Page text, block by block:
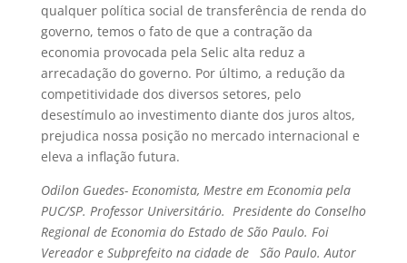
qualquer política social de transferência de renda do
governo, temos o fato de que a contração da
economia provocada pela Selic alta reduz a
arrecadação do governo. Por último, a redução da
competitividade dos diversos setores, pelo
desestímulo ao investimento diante dos juros altos,
prejudica nossa posição no mercado internacional e
eleva a inflação futura.
Odilon Guedes- Economista, Mestre em Economia pela
PUC/SP. Professor Universitário. Presidente do Conselho
Regional de Economia do Estado de São Paulo. Foi
Vereador e Subprefeito na cidade de São Paulo. Autor